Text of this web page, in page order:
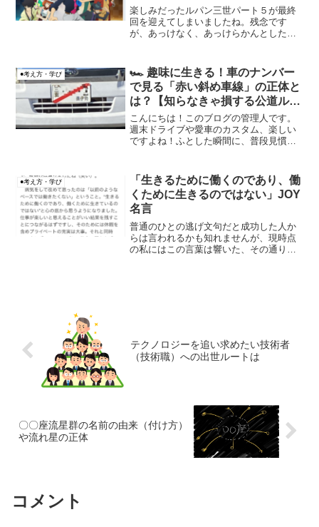
楽しみだったルパン三世パート５が最終
回を迎えてしまいましたね。残念です
が、あっけなく、あっけらかんとした最
した！まさかのパート4のレベッカも登
場。そんなルパン三世パート...
●考え方・学び
🏎️ 趣味に生きる！車のナンバー
で見る「赤い斜め車線」の正体と
は？【知らなきゃ損する公道ルー
ル】
こんにちは！このブログの管理人です。
週末ドライブや愛車のカスタム、楽しい
ですよね！ふとした瞬間に、普段見慣れ
近、街中で「あれ、あのナンバープレー
ト、赤い斜めの線が入ってい...
●考え方・学び
「生きるために働くのであり、働
くために生きるのではない」JOY
名言
普通のひとの逃げ文句だと成功した人か
らは言われるかも知れませんが、現時点
の私にはこの言葉は響いた、その通りだ
テクノロジーを追い求めたい技術者
（技術職）への出世ルートは
〇〇座流星群の名前の由来（付け方）
や流れ星の正体
コメント